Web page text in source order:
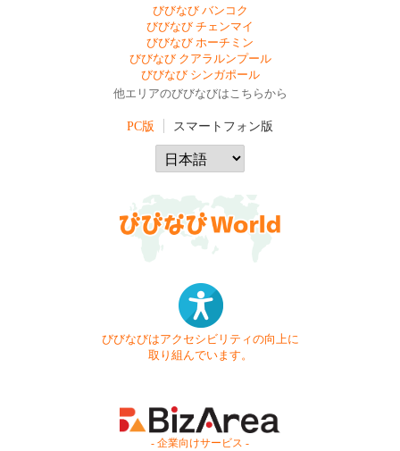
びびなび バンコク
びびなび チェンマイ
びびなび ホーチミン
びびなび クアラルンプール
びびなび シンガポール
他エリアのびびなびはこちらから
PC版 スマートフォン版
びびなびはアクセシビリティの向上に
取り組んでいます。
- 企業向けサービス -